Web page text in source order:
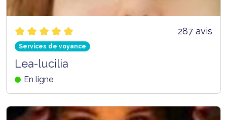
287 avis
Services de voyance
Lea-lucilia
En ligne